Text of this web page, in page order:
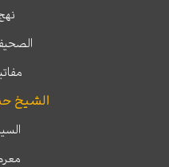
الشيخ